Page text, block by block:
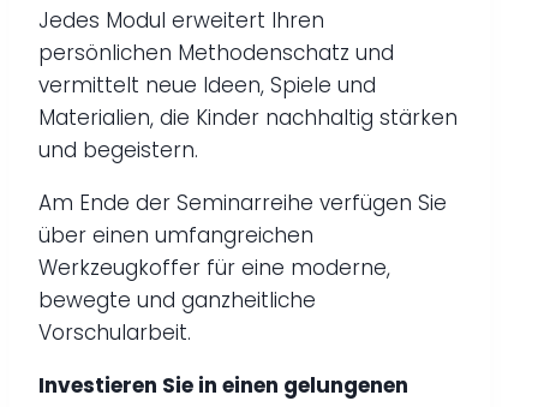
Jedes Modul erweitert Ihren
persönlichen Methodenschatz und
vermittelt neue Ideen, Spiele und
Materialien, die Kinder nachhaltig stärken
und begeistern.
Am Ende der Seminarreihe verfügen Sie
über einen umfangreichen
Werkzeugkoffer für eine moderne,
bewegte und ganzheitliche
Vorschularbeit.
Investieren Sie in einen gelungenen